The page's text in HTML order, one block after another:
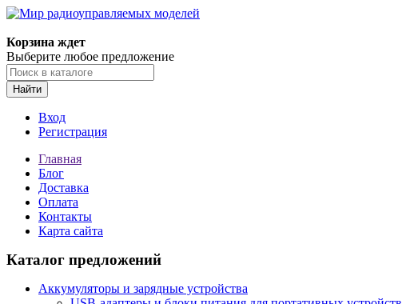
Корзина ждет
Выберите любое предложение
Найти
Вход
Регистрация
Главная
Блог
Доставка
Оплата
Контакты
Карта сайта
Каталог предложений
Аккумуляторы и зарядные устройства